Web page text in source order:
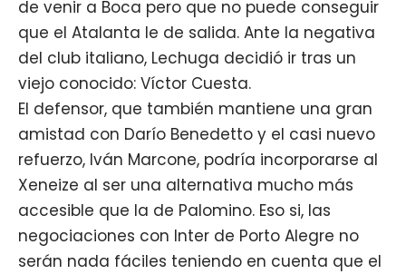
de venir a Boca pero que no puede conseguir
que el Atalanta le de salida. Ante la negativa
del club italiano, Lechuga decidió ir tras un
viejo conocido: Víctor Cuesta.
El defensor, que también mantiene una gran
amistad con Darío Benedetto y el casi nuevo
refuerzo, Iván Marcone, podría incorporarse al
Xeneize al ser una alternativa mucho más
accesible que la de Palomino. Eso si, las
negociaciones con Inter de Porto Alegre no
serán nada fáciles teniendo en cuenta que el